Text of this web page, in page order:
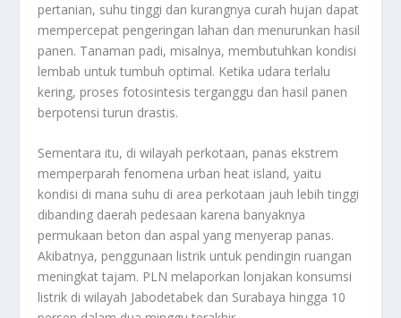
pertanian, suhu tinggi dan kurangnya curah hujan dapat
mempercepat pengeringan lahan dan menurunkan hasil
panen. Tanaman padi, misalnya, membutuhkan kondisi
lembab untuk tumbuh optimal. Ketika udara terlalu
kering, proses fotosintesis terganggu dan hasil panen
berpotensi turun drastis.
Sementara itu, di wilayah perkotaan, panas ekstrem
memperparah fenomena urban heat island, yaitu
kondisi di mana suhu di area perkotaan jauh lebih tinggi
dibanding daerah pedesaan karena banyaknya
permukaan beton dan aspal yang menyerap panas.
Akibatnya, penggunaan listrik untuk pendingin ruangan
meningkat tajam. PLN melaporkan lonjakan konsumsi
listrik di wilayah Jabodetabek dan Surabaya hingga 10